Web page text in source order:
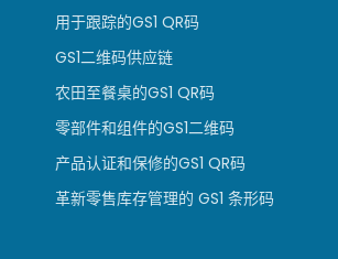
用于跟踪的GS1 QR码
GS1二维码供应链
农田至餐桌的GS1 QR码
零部件和组件的GS1二维码
产品认证和保修的GS1 QR码
革新零售库存管理的 GS1 条形码